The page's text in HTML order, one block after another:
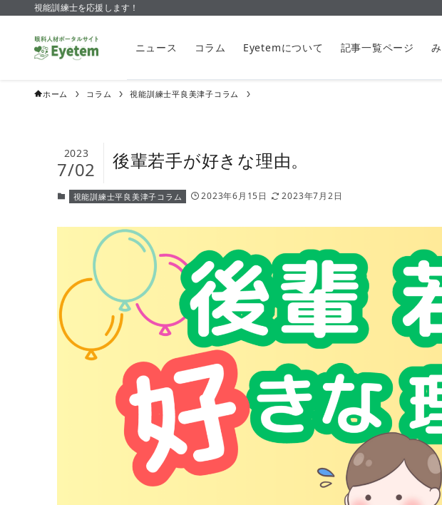
視能訓練士を応援します！
ニュース コラム Eyetemについて 記事一覧ページ
ホーム コラム 視能訓練士平良美津子コラム
後輩若手が好きな理由。
2023
7/02
視能訓練士平良美津子コラム 2023年6月15日 2023年7月2日